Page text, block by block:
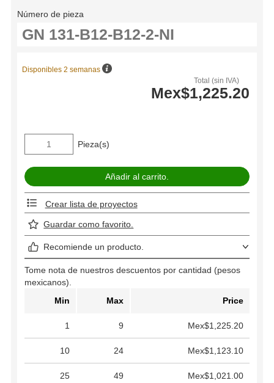
Número de pieza
Total (sin IVA)
Mex$1,225.20
Disponibles 2 semanas
Pieza(s)
Crear lista de proyectos
Guardar como favorito.
Recomiende un producto.
Tome nota de nuestros descuentos por cantidad (pesos
mexicanos).
Min
Max Price
1 9 Mex$1,225.20
10 24 Mex$1,123.10
25 49 Mex$1,021.00